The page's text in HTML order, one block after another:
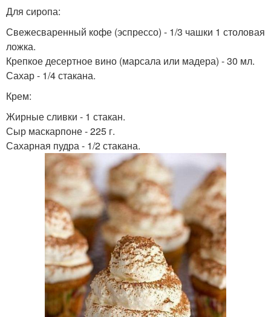
Для сиропа:
Свежесваренный кофе (эспрессо) - 1/3 чашки 1 столовая
ложка.
Крепкое десертное вино (марсала или мадера) - 30 мл.
Сахар - 1/4 стакана.
Крем:
Жирные сливки - 1 стакан.
Сыр маскарпоне - 225 г.
Сахарная пудра - 1/2 стакана.